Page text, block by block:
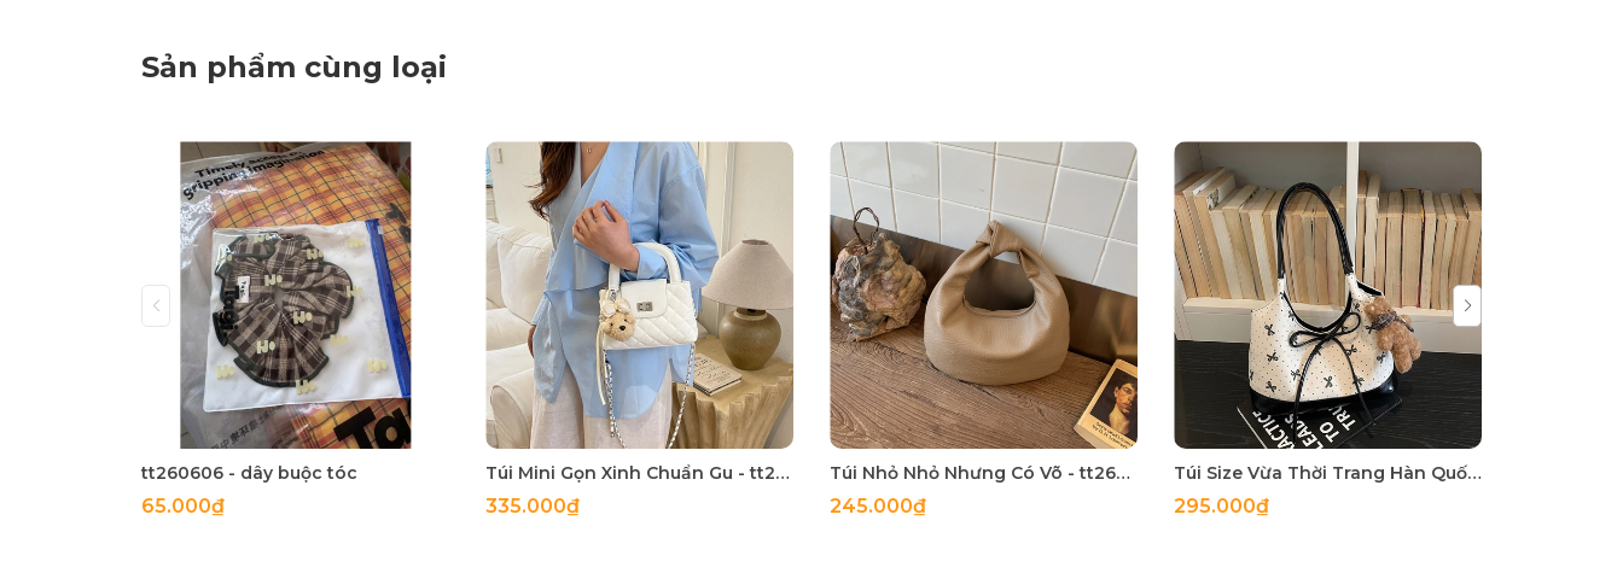
Sản phẩm cùng loại
tt260606 - dây buộc tóc
65.000₫
Túi Mini Gọn Xinh Chuẩn Gu - tt260518
335.000₫
Túi Nhỏ Nhỏ Nhưng Có Võ - tt260515
245.000₫
Túi Size Vừa Thời Trang Hàn Quốc - tt260513
295.000₫